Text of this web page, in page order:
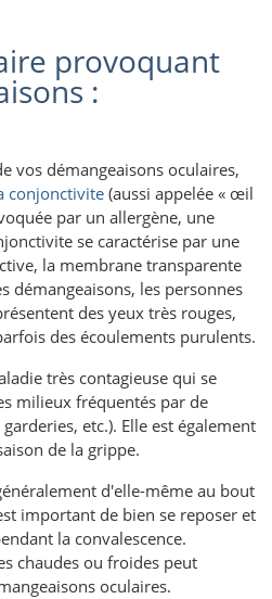
provoquant
:
vos démangeaisons oculaires,
conjonctivite (aussi appelée « œil
par un allergène, une
se caractérise par une
la membrane transparente
démangeaisons, les personnes
des yeux très rouges,
des écoulements purulents.
très contagieuse qui se
milieux fréquentés par de
etc.). Elle est également
de la grippe.
d'elle-même au bout
important de bien se reposer et
la convalescence.
chaudes ou froides peut
oculaires.